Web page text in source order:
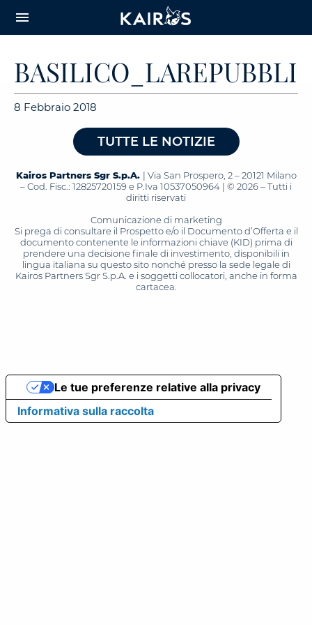
CONTENT
menu
8 Febbraio 2018
TUTTE LE NOTIZIE
Kairos Partners Sgr S.p.A. | Via San Prospero, 2 – 20121 Milano
– Cod. Fisc.: 12825720159 e P.Iva 10537050964 | © 2026 – Tutti i
diritti riservati
Comunicazione di marketing
Si prega di consultare il Prospetto e/o il Documento d’Offerta e il
documento contenente le informazioni chiave (KID) prima di
prendere una decisione finale di investimento, disponibili in
lingua italiana su questo sito nonché presso la sede legale di
Kairos Partners Sgr S.p.A. e i soggetti collocatori, anche in forma
cartacea.
Informativa sulla raccolta
Le tue preferenze relative alla privacy